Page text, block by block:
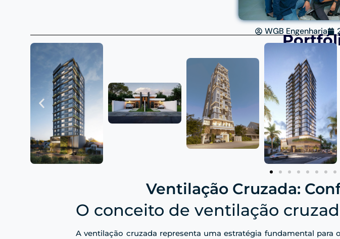
WGB Engenharia
Ventilação Cruzada:
O conceito de ventilação
A ventilação cruzada representa uma estratégia fundamental